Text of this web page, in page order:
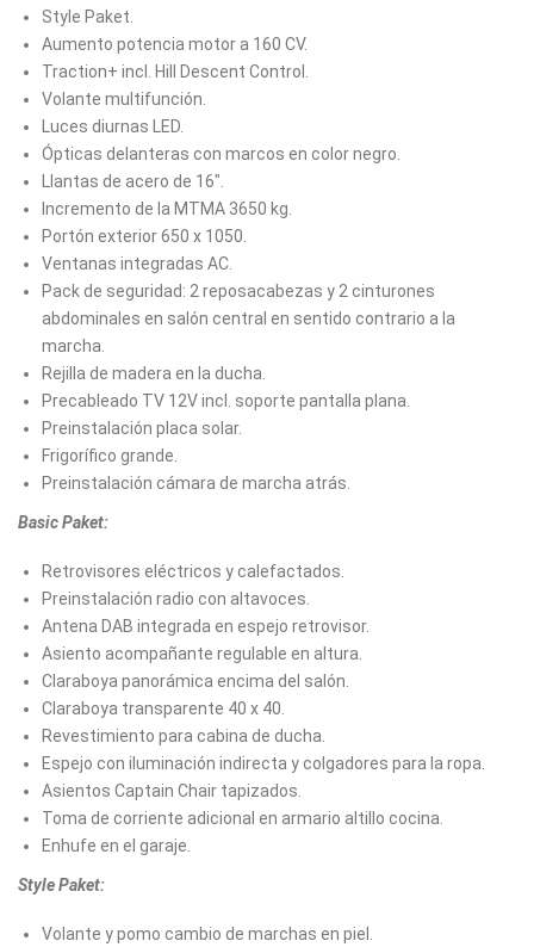
Style Paket.
Aumento potencia motor a 160 CV.
Traction+ incl. Hill Descent Control.
Volante multifunción.
Luces diurnas LED.
Ópticas delanteras con marcos en color negro.
Llantas de acero de 16".
Incremento de la MTMA 3650 kg.
Portón exterior 650 x 1050.
Ventanas integradas AC.
Pack de seguridad: 2 reposacabezas y 2 cinturones
abdominales en salón central en sentido contrario a la
marcha.
Rejilla de madera en la ducha.
Precableado TV 12V incl. soporte pantalla plana.
Preinstalación placa solar.
Frigorífico grande.
Preinstalación cámara de marcha atrás.
Basic Paket:
Retrovisores eléctricos y calefactados.
Preinstalación radio con altavoces.
Antena DAB integrada en espejo retrovisor.
Asiento acompañante regulable en altura.
Claraboya panorámica encima del salón.
Claraboya transparente 40 x 40.
Revestimiento para cabina de ducha.
Espejo con iluminación indirecta y colgadores para la ropa.
Asientos Captain Chair tapizados.
Toma de corriente adicional en armario altillo cocina.
Enhufe en el garaje.
Style Paket:
Volante y pomo cambio de marchas en piel.